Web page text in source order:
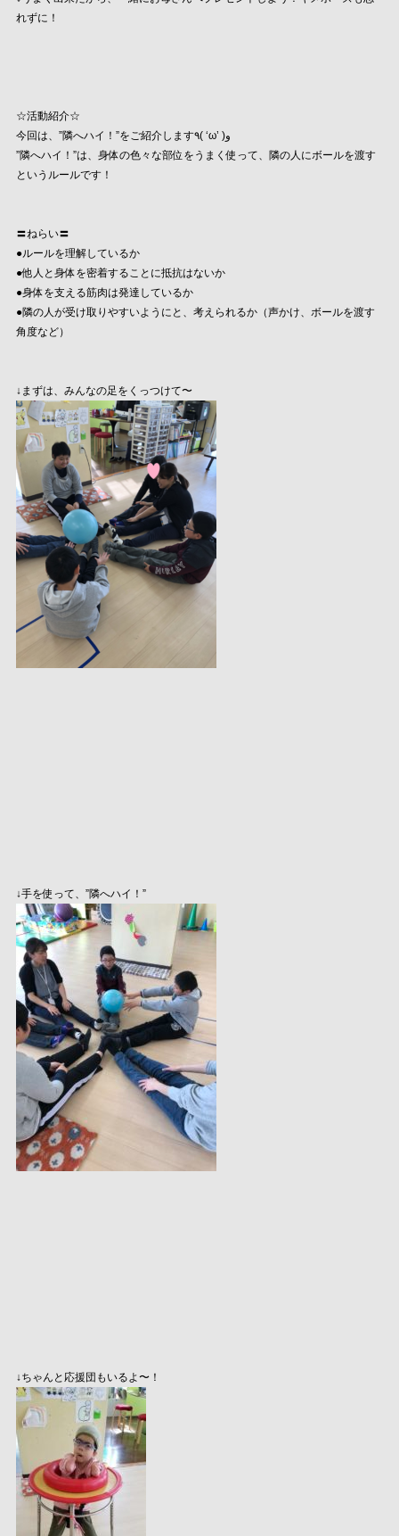
れずに！
☆活動紹介☆
今回は、”隣へハイ！”をご紹介します٩( ‘ω’ )و
”隣へハイ！”は、身体の色々な部位をうまく使って、隣の人にボールを渡す
というルールです！
〓ねらい〓
●ルールを理解しているか
●他人と身体を密着することに抵抗はないか
●身体を支える筋肉は発達しているか
●隣の人が受け取りやすいようにと、考えられるか（声かけ、ボールを渡す
角度など）
↓まずは、みんなの足をくっつけて〜
↓手を使って、”隣へハイ！”
↓ちゃんと応援団もいるよ〜！